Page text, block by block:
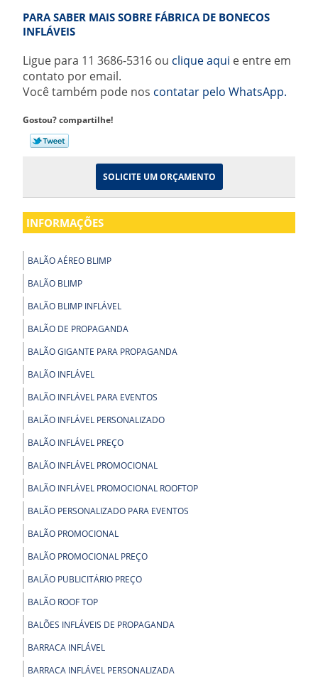
PARA SABER MAIS SOBRE FÁBRICA DE BONECOS
INFLÁVEIS
Ligue para 11 3686-5316 ou clique aqui e entre em
contato por email.
Você também pode nos contatar pelo WhatsApp.
Gostou? compartilhe!
SOLICITE UM ORÇAMENTO
INFORMAÇÕES
BALÃO AÉREO BLIMP
BALÃO BLIMP
BALÃO BLIMP INFLÁVEL
BALÃO DE PROPAGANDA
BALÃO GIGANTE PARA PROPAGANDA
BALÃO INFLÁVEL
BALÃO INFLÁVEL PARA EVENTOS
BALÃO INFLÁVEL PERSONALIZADO
BALÃO INFLÁVEL PREÇO
BALÃO INFLÁVEL PROMOCIONAL
BALÃO INFLÁVEL PROMOCIONAL ROOFTOP
BALÃO PERSONALIZADO PARA EVENTOS
BALÃO PROMOCIONAL
BALÃO PROMOCIONAL PREÇO
BALÃO PUBLICITÁRIO PREÇO
BALÃO ROOF TOP
BALÕES INFLÁVEIS DE PROPAGANDA
BARRACA INFLÁVEL
BARRACA INFLÁVEL PERSONALIZADA